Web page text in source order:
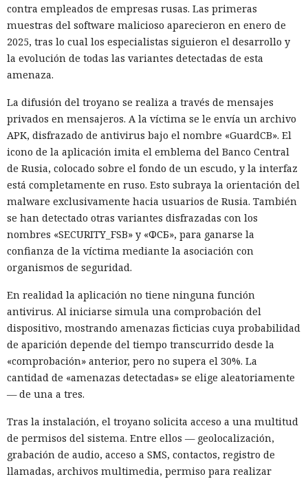
contra empleados de empresas rusas. Las primeras
muestras del software malicioso aparecieron en enero de
2025, tras lo cual los especialistas siguieron el desarrollo y
la evolución de todas las variantes detectadas de esta
amenaza.
La difusión del troyano se realiza a través de mensajes
privados en mensajeros. A la víctima se le envía un archivo
APK, disfrazado de antivirus bajo el nombre «GuardCB». El
icono de la aplicación imita el emblema del Banco Central
de Rusia, colocado sobre el fondo de un escudo, y la interfaz
está completamente en ruso. Esto subraya la orientación del
malware exclusivamente hacia usuarios de Rusia. También
se han detectado otras variantes disfrazadas con los
nombres «SECURITY_FSB» y «ФСБ», para ganarse la
confianza de la víctima mediante la asociación con
organismos de seguridad.
En realidad la aplicación no tiene ninguna función
antivirus. Al iniciarse simula una comprobación del
dispositivo, mostrando amenazas ficticias cuya probabilidad
de aparición depende del tiempo transcurrido desde la
«comprobación» anterior, pero no supera el 30%. La
cantidad de «amenazas detectadas» se elige aleatoriamente
— de una a tres.
Tras la instalación, el troyano solicita acceso a una multitud
de permisos del sistema. Entre ellos — geolocalización,
grabación de audio, acceso a SMS, contactos, registro de
llamadas, archivos multimedia, permiso para realizar